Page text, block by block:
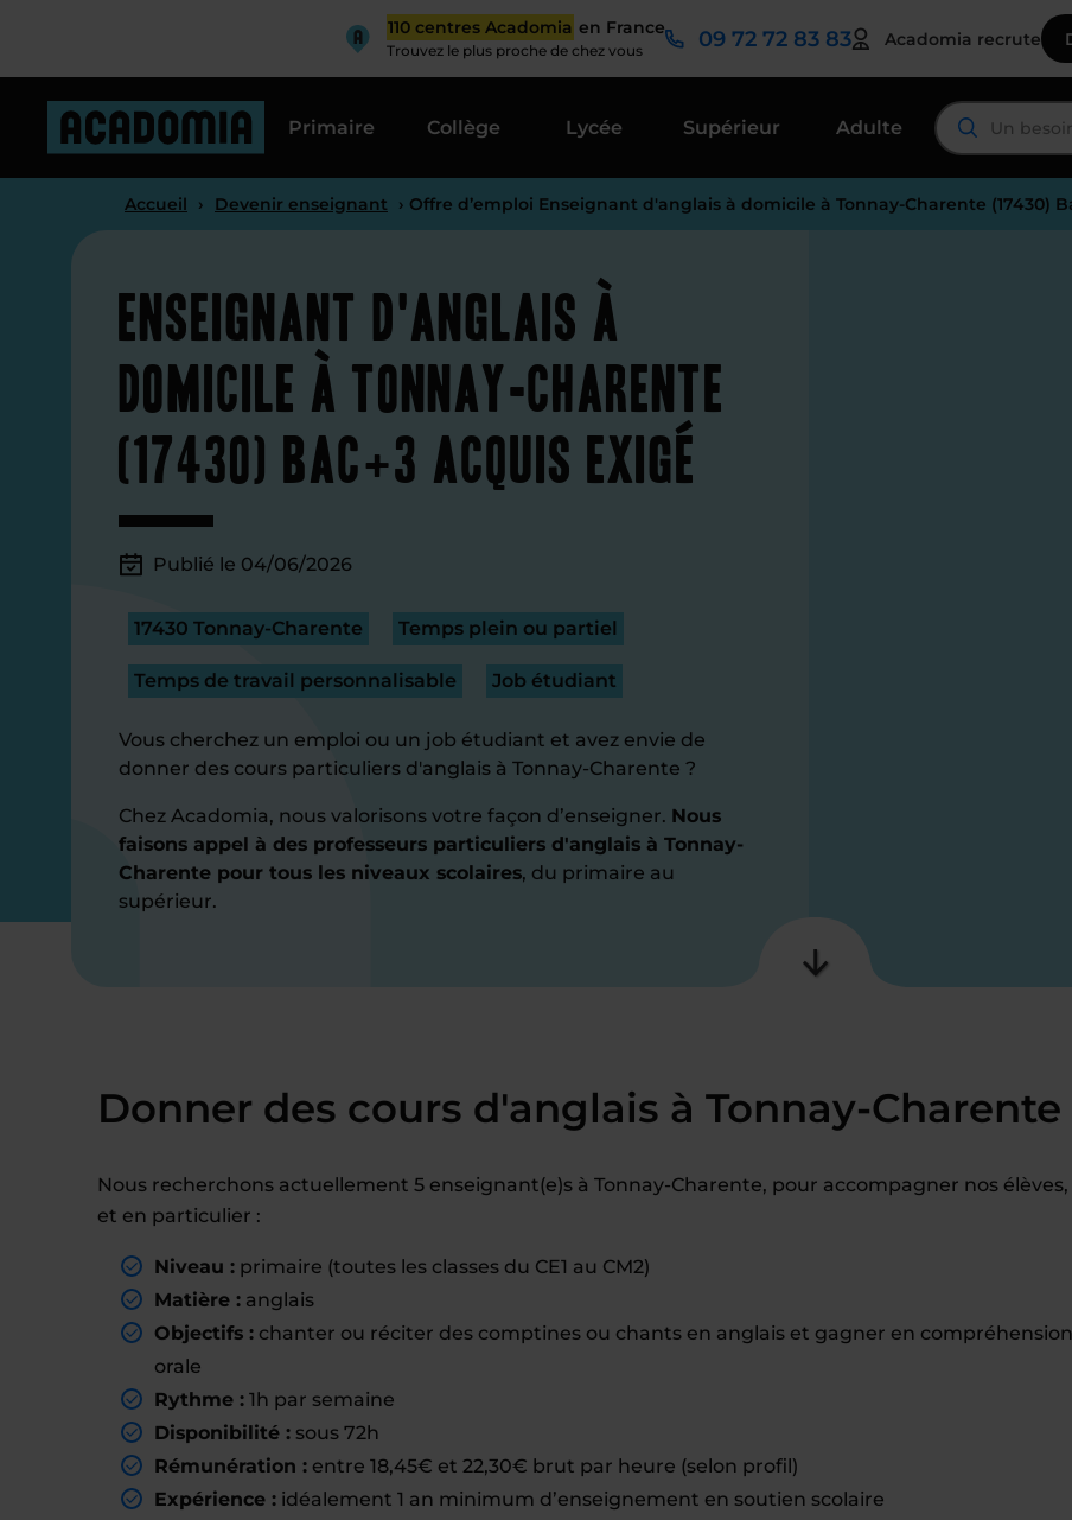
110 centres Acadomia en France
Trouvez le plus proche de chez vous 09 72 72 83 83 Acadomia recrute
Primaire Collège Lycée Supérieur Adulte
Accueil › Devenir enseignant › Offre d’emploi Enseignant d'anglais à domicile à Tonnay-Charente (17430)
Enseignant d'anglais à
domicile à Tonnay-Charente
(17430) Bac+3 acquis exigé
Publié le 04/06/2026
17430 Tonnay-Charente Temps plein ou partiel
Temps de travail personnalisable Job étudiant
Vous cherchez un emploi ou un job étudiant et avez envie de
donner des cours particuliers d'anglais à Tonnay-Charente ?
Chez Acadomia, nous valorisons votre façon d’enseigner. Nous
faisons appel à des professeurs particuliers d'anglais à Tonnay-
Charente pour tous les niveaux scolaires, du primaire au
supérieur.
Donner des cours d'anglais à Tonnay-Charente
Nous recherchons actuellement 5 enseignant(e)s à Tonnay-Charente, pour accompagner nos élèves,
et en particulier :
Niveau : primaire (toutes les classes du CE1 au CM2)
Matière : anglais
Objectifs : chanter ou réciter des comptines ou chants en anglais et gagner en compréhension
orale
Rythme : 1h par semaine
Disponibilité : sous 72h
Rémunération : entre 18,45€ et 22,30€ brut par heure (selon profil)
Expérience : idéalement 1 an minimum d’enseignement en soutien scolaire